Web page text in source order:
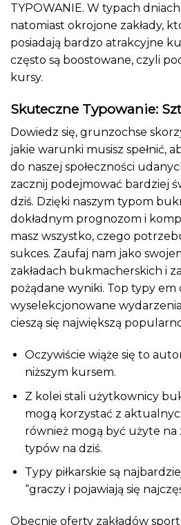
TYPOWANIE. W typach
natomiast okrojone zakłady,
posiadają bardzo atrakcyjne
często są boostowane, czyli
kursy.
Skuteczne Typowanie:
Dowiedz się, grunzochse
jakie warunki musisz spełnić,
do naszej społeczności
zacznij podejmować bardziej
dziś. Dzięki naszym typom
dokładnym prognozom i
masz wszystko, czego
sukces. Zaufaj nam jako
zakładach bukmacherskich i
pożądane wyniki. Top typy em
wyselekcjonowane
cieszą się największą
Oczywiście wiąże się to
niższym kursem.
Z kolei stali użytkownicy
mogą korzystać z
również mogą być użyte na
typów na dziś.
Typy piłkarskie są
“graczy i pojawiają się
Obecnie oferty zakładów